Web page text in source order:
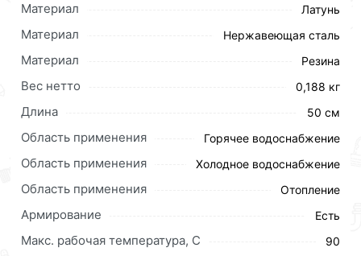
Подводка для воды Гигант используется для
подключения бытовых приборов и оборудования к
системе водоснабжения или отопления.
Представляет собой шланг из EPDM-резины,
предназначенной для питьевого водоснабжения, в
Материал Латунь
Материал Нержавеющая сталь
Материал Резина
Вес нетто 0,188 кг
Длина 50 см
Область применения Горячее водоснабжение
Область применения Холодное водоснабжение
Область применения Отопление
Армирование Есть
Макс. рабочая температура, C 90